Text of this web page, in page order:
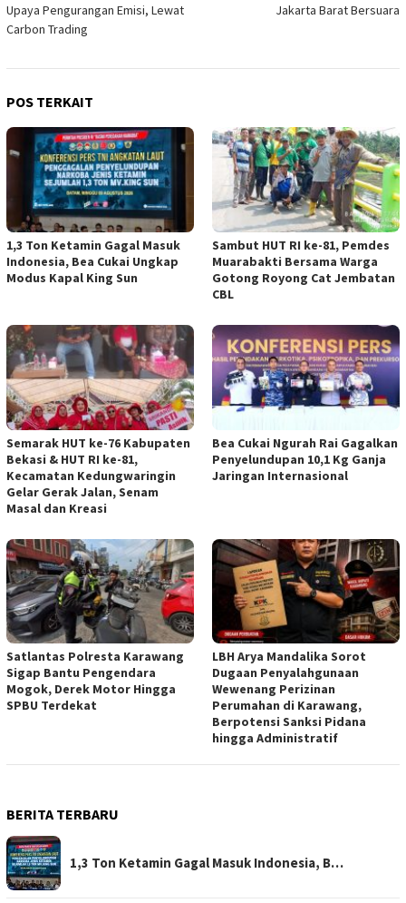
Upaya Pengurangan Emisi, Lewat
Carbon Trading
Jakarta Barat Bersuara
POS TERKAIT
1,3 Ton Ketamin Gagal Masuk
Indonesia, Bea Cukai Ungkap
Modus Kapal King Sun
Sambut HUT RI ke-81, Pemdes
Muarabakti Bersama Warga
Gotong Royong Cat Jembatan
CBL
Semarak HUT ke-76 Kabupaten
Bekasi & HUT RI ke-81,
Kecamatan Kedungwaringin
Gelar Gerak Jalan, Senam
Masal dan Kreasi
Bea Cukai Ngurah Rai Gagalkan
Penyelundupan 10,1 Kg Ganja
Jaringan Internasional
Satlantas Polresta Karawang
Sigap Bantu Pengendara
Mogok, Derek Motor Hingga
SPBU Terdekat
LBH Arya Mandalika Sorot
Dugaan Penyalahgunaan
Wewenang Perizinan
Perumahan di Karawang,
Berpotensi Sanksi Pidana
hingga Administratif
BERITA TERBARU
1,3 Ton Ketamin Gagal Masuk Indonesia, B…